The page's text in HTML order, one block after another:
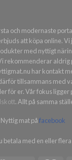
och modernaste
att köpa online.
med nyttigt
rekommenderar
har kontakt
tillsammans med
för er. Vår fokus ligger
. Allt på samma
Nyttig mat påfacebook
betala med en eller